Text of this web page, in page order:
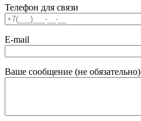
Телефон для связи
E-mail
Ваше сообщение (не обязательно)